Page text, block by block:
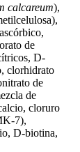
calcareum),
de
D-
clorhidrato
de
de
cloruro
7),
D-biotina,